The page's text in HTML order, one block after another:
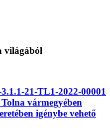
világából
21-TL1-2022-00001
vármegyében
igénybe vehető